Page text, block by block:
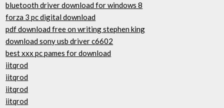
bluetooth driver download for windows 8
forza 3 pc digital download
pdf download free on writing stephen king
download sony usb driver c6602
best xxx pc pames for download
iitqrod
iitqrod
iitqrod
iitqrod